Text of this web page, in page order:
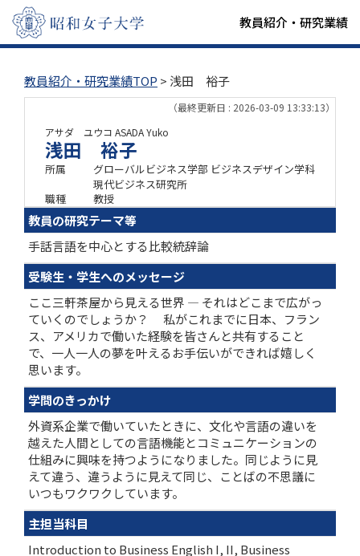
教員紹介・研究業績
教員紹介・研究業績TOP > 浅田 裕子
（最終更新日 : 2026-03-09 13:33:13）
アサダ ユウコ ASADA Yuko
浅田 裕子
所属
グローバルビジネス学部 ビジネスデザイン学科
現代ビジネス研究所
職種
教授
教員の研究テーマ等
手話言語を中心とする比較統辞論
受験生・学生へのメッセージ
ここ三軒茶屋から見える世界 ― それはどこまで広がっ
ていくのでしょうか？ 私がこれまでに日本、フラン
ス、アメリカで働いた経験を皆さんと共有すること
で、一人一人の夢を叶えるお手伝いができれば嬉しく
思います。
学問のきっかけ
外資系企業で働いていたときに、文化や言語の違いを
越えた人間としての言語機能とコミュニケーションの
仕組みに興味を持つようになりました。同じように見
えて違う、違うように見えて同じ、ことばの不思議に
いつもワクワクしています。
主担当科目
Introduction to Business English I, II, Business